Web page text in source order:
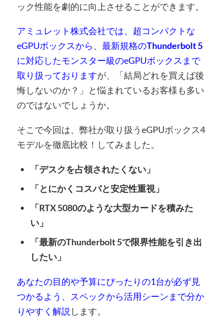
ック性能を劇的に向上させることができます。
アミュレット株式会社では、超コンパクトな
eGPUボックスから、最新規格のThunderbolt 5
に対応したモンスター級のeGPUボックスまで
取り扱っておりますが、「結局どれを買えば後
悔しないのか？」と悩まれているお客様も多い
のではないでしょうか。
そこで今回は、弊社が取り扱うeGPUボックス4
モデルを徹底比較！してみました。
「デスクを占領されたくない」
「とにかくコスパと安定性重視」
「RTX 5080のような大型カードを積みた
い」
「最新のThunderbolt 5で限界性能を引き出
したい」
あなたの目的や予算にぴったりの1台が必ず見
つかるよう、スペックから活用シーンまで分か
りやすく解説 します。